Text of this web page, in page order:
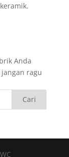
Anda
ragu